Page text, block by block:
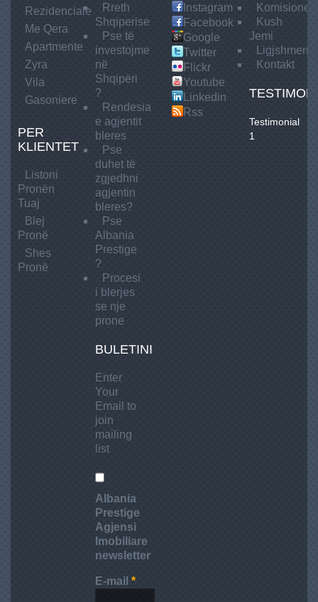
Rezidenciale
Me Qera
Apartmente
Zyra
Vila
Gasoniere
PER
KLIENTET
Listoni
Pronën
Tuaj
Blej
Pronë
Shes
Pronë
Rreth
Shqiperise
Pse të
investojme
në
Shqipëri
?
Rendesia
e agjentit
bleres
Pse
duhet të
zgjedhni
agjentin
bleres?
Pse
Albania
Prestige
?
Procesi
i blerjes
se nje
prone
BULETINI
Enter
Your
Email to
join
mailing
list
Albania
Prestige
Agjensi
Imobiliare
newsletter
E-mail *
Instagram
Facebook
Google
Twitter
Flickr
Youtube
Linkedin
Rss
Komisionet
Kush
Jemi
Ligjshmeria
Kontakt
Testimonial
1